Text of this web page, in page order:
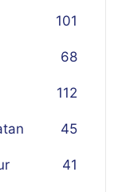
101
68
112
45
41